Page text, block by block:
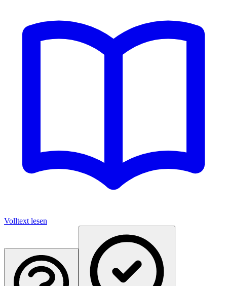
Volltext lesen